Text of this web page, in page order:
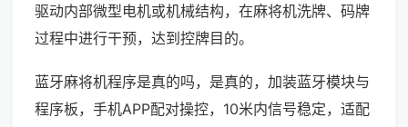
驱动内部微型电机或机械结构，在麻将机洗牌、码牌
过程中进行干预，达到控牌目的。
蓝牙麻将机程序是真的吗，是真的，加装蓝牙模块与
程序板，手机APP配对操控，10米内信号稳定，适配